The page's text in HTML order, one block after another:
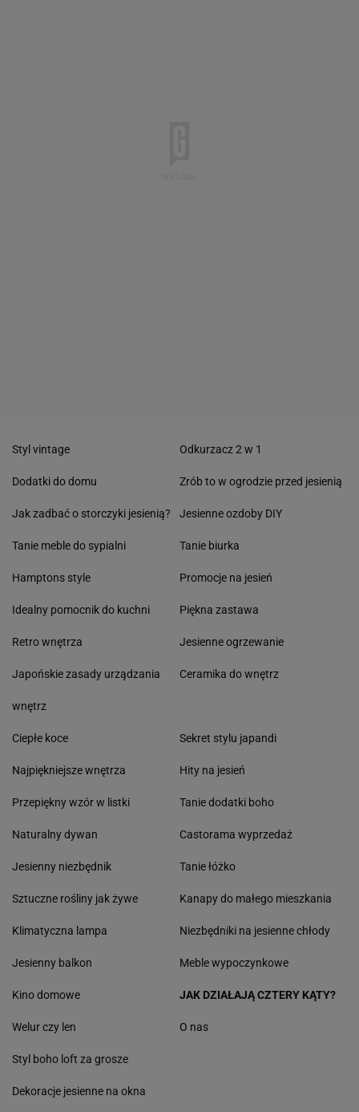
Styl vintage
Dodatki do domu
Jak zadbać o storczyki jesienią?
Tanie meble do sypialni
Hamptons style
Idealny pomocnik do kuchni
Retro wnętrza
Japońskie zasady urządzania
wnętrz
Odkurzacz 2 w 1
Zrób to w ogrodzie przed jesienią
Jesienne ozdoby DIY
Tanie biurka
Promocje na jesień
Piękna zastawa
Jesienne ogrzewanie
Ceramika do wnętrz
Ciepłe koce
Najpiękniejsze wnętrza
Przepiękny wzór w listki
Naturalny dywan
Jesienny niezbędnik
Sztuczne rośliny jak żywe
Klimatyczna lampa
Jesienny balkon
Sekret stylu japandi
Hity na jesień
Tanie dodatki boho
Castorama wyprzedaż
Tanie łóżko
Kanapy do małego mieszkania
Niezbędniki na jesienne chłody
Meble wypoczynkowe
Kino domowe
Welur czy len
Styl boho loft za grosze
Dekoracje jesienne na okna
JAK DZIAŁAJĄ CZTERY KĄTY?
O nas